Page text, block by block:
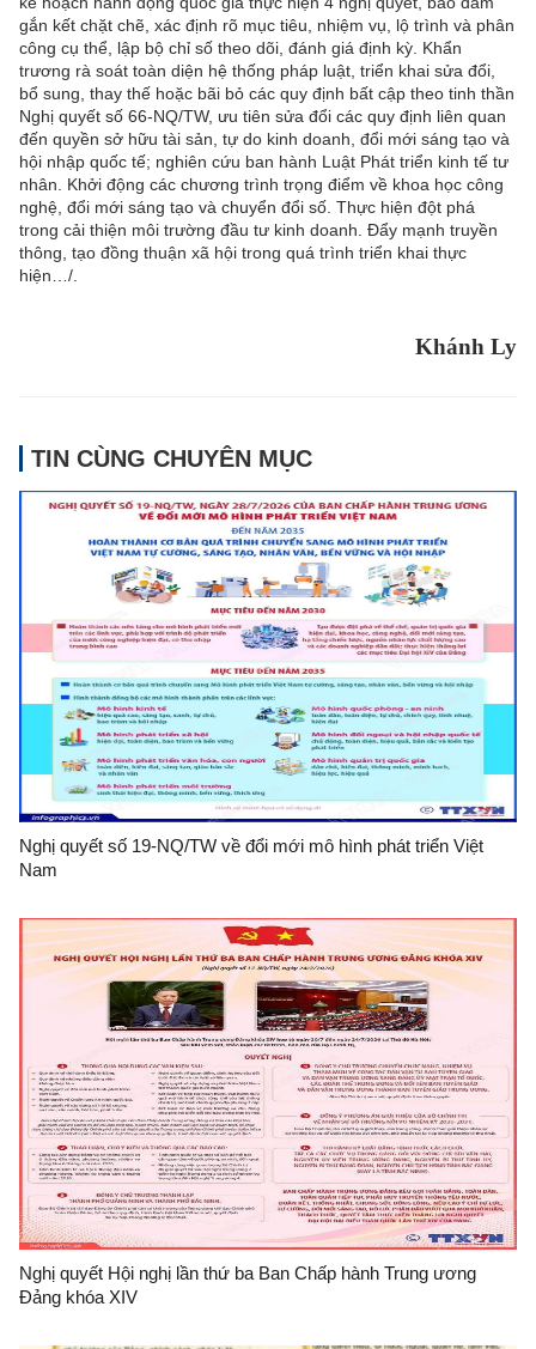
gắn kết chặt chẽ, xác định rõ mục tiêu, nhiệm vụ, lộ trình và phân
công cụ thể, lập bộ chỉ số theo dõi, đánh giá định kỳ. Khẩn
trương rà soát toàn diện hệ thống pháp luật, triển khai sửa đổi,
bổ sung, thay thế hoặc bãi bỏ các quy định bất cập theo tinh thần
Nghị quyết số 66-NQ/TW, ưu tiên sửa đổi các quy định liên quan
đến quyền sở hữu tài sản, tự do kinh doanh, đổi mới sáng tạo và
hội nhập quốc tế; nghiên cứu ban hành Luật Phát triển kinh tế tư
nhân. Khởi động các chương trình trọng điểm về khoa học công
nghệ, đổi mới sáng tạo và chuyển đổi số. Thực hiện đột phá
trong cải thiện môi trường đầu tư kinh doanh. Đẩy mạnh truyền
thông, tạo đồng thuận xã hội trong quá trình triển khai thực
hiện…/.
Khánh Ly
TIN CÙNG CHUYÊN MỤC
Nghị quyết số 19-NQ/TW về đổi mới mô hình phát triển Việt
Nam
Nghị quyết Hội nghị lần thứ ba Ban Chấp hành Trung ương
Đảng khóa XIV